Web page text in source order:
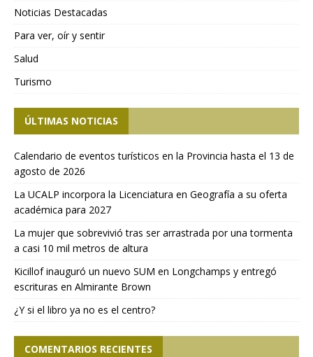
Noticias Destacadas
Para ver, oír y sentir
Salud
Turismo
ÚLTIMAS NOTICIAS
Calendario de eventos turísticos en la Provincia hasta el 13 de
agosto de 2026
La UCALP incorpora la Licenciatura en Geografía a su oferta
académica para 2027
La mujer que sobrevivió tras ser arrastrada por una tormenta
a casi 10 mil metros de altura
Kicillof inauguró un nuevo SUM en Longchamps y entregó
escrituras en Almirante Brown
¿Y si el libro ya no es el centro?
COMENTARIOS RECIENTES